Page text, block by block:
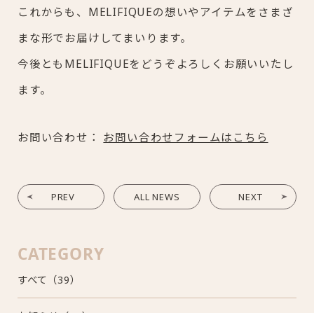
これからも、MELIFIQUEの想いやアイテムをさまざ
まな形でお届けしてまいります。
今後ともMELIFIQUEをどうぞよろしくお願いいたし
ます。
お問い合わせ： お問い合わせフォームはこちら
PREV ALL NEWS NEXT
CATEGORY
すべて（39）